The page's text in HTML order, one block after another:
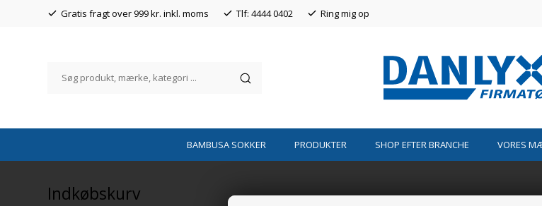
Gratis fragt over 999 kr. inkl. moms Tlf: 4444 0402 Ring mig op
BAMBUSA SOKKER PRODUKTER SHOP EFTER BRANCHE VORES
Indkøbskurv